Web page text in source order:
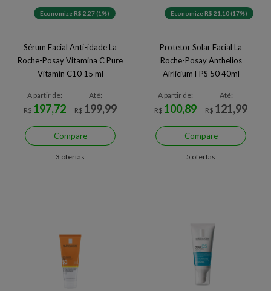
Economize R$ 2,27 (1%)
Sérum Facial Anti-idade La
Roche-Posay Vitamina C Pure
Vitamin C10 15 ml
A partir de:
R$ 197,72
Até:
R$ 199,99
Compare
3 ofertas
Economize R$ 21,10 (17%)
Protetor Solar Facial La
Roche-Posay Anthelios
Airlicium FPS 50 40ml
A partir de:
R$ 100,89
Até:
R$ 121,99
Compare
5 ofertas